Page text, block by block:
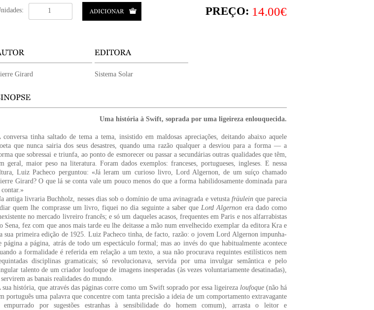
PREÇO: 14.00€
Girard Sistema Solar
Uma história à Swift, soprada por uma ligeireza enlouquecida.
conversa tinha saltado de tema a tema, insistido em maldosas apreciações, deitando abaixo aquele
que nunca sairia dos seus desastres, quando uma razão qualquer a desviou para a forma — a
que sobressai e triunfa, ao ponto de esmorecer ou passar a secundárias outras qualidades que têm,
geral, maior peso na literatura. Foram dados exemplos: franceses, portugueses, ingleses. E nessa
Luiz Pacheco perguntou: «Já leram um curioso livro, Lord Algernon, de um suíço chamado
Girard? O que lá se conta vale um pouco menos do que a forma habilidosamente dominada para
contar.»
antiga livraria Buchholz, nesses dias sob o domínio de uma avinagrada e vetusta fräuleinque parecia
quem lhe comprasse um livro, fiquei no dia seguinte a saber queLord Algernon era dado como
no mercado livreiro francês; e só um daqueles acasos, frequentes em Paris e nos alfarrabistas
Sena, fez com que anos mais tarde eu lhe deitasse a mão num envelhecido exemplar da editora Kra e
sua primeira edição de 1925. Luiz Pacheco tinha, de facto, razão: o jovem Lord Algernon impunha-
página a página, atrás de todo um espectáculo formal; mas ao invés do que habitualmente acontece
a formalidade é referida em relação a um texto, a sua não procurava requintes estilísticos nem
disciplinas gramaticais; só revolucionava, servida por uma invulgar semântica e pelo
talento de um criador loufoque de imagens inesperadas (às vezes voluntariamente desatinadas),
servirem as banais realidades do mundo.
sua história, que através das páginas corre como um Swift soprado por essa ligeireza loufoque(não há
português uma palavra que concentre com tanta precisão a ideia de um comportamento extravagante
empurrado por sugestões estranhas à sensibilidade do homem comum), arrasta o leitor e